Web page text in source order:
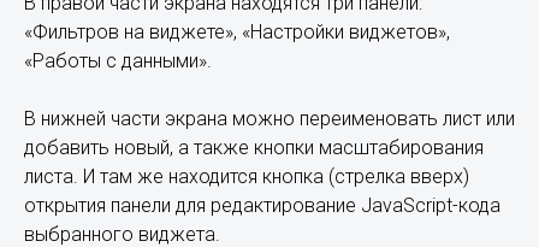
«Фильтров на виджете», «Настройки виджетов»,
«Работы с данными».
В нижней части экрана можно переименовать лист или
добавить новый, а также кнопки масштабирования
листа. И там же находится кнопка (стрелка вверх)
открытия панели для редактирование JavaScript-кода
выбранного виджета.